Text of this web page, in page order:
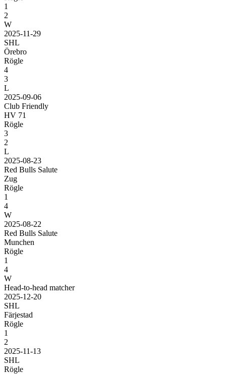
1
2
W
2025-11-29
SHL
Örebro
Rögle
4
3
L
2025-09-06
Club Friendly
HV 71
Rögle
3
2
L
2025-08-23
Red Bulls Salute
Zug
Rögle
1
4
W
2025-08-22
Red Bulls Salute
Munchen
Rögle
1
4
W
Head-to-head matcher
2025-12-20
SHL
Färjestad
Rögle
1
2
2025-11-13
SHL
Rögle